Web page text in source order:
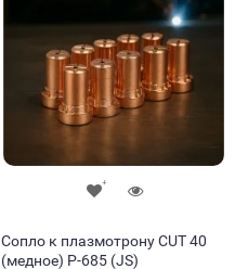
Сопло к плазмотрону CUT 40
(медное) P-685 (JS)